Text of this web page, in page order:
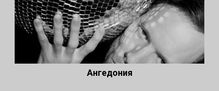
Ангедония